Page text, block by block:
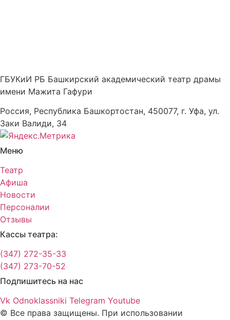
ГБУКиИ РБ Башкирский академический театр драмы
имени Мажита Гафури
Россия, Республика Башкортостан, 450077, г. Уфа, ул.
Заки Валиди, 34
Меню
Театр
Афиша
Новости
Персоналии
Отзывы
Кассы театра:
(347) 272-35-33
(347) 273-70-52
Подпишитесь на нас
Vk Odnoklassniki Telegram Youtube
© Все права защищены. При использовании